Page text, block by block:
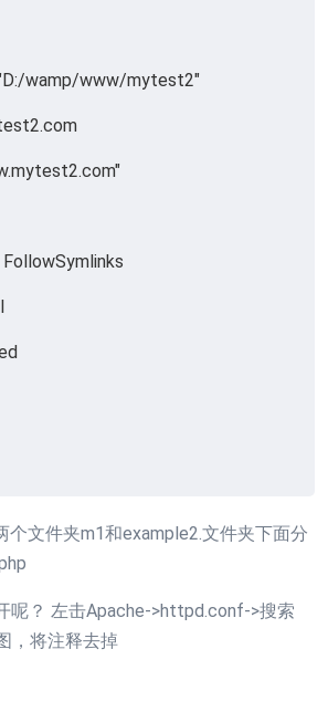
wamp/www/mytest2"
个文件夹m1和example2.文件夹下面分
呢？ 左击Apache->httpd.conf->搜索
，将注释去掉